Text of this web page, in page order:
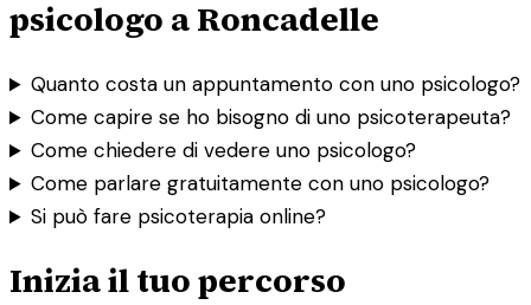
psicologo a Roncadelle
Quanto costa un appuntamento con uno psicologo?
Come capire se ho bisogno di uno psicoterapeuta?
Come chiedere di vedere uno psicologo?
Come parlare gratuitamente con uno psicologo?
Si può fare psicoterapia online?
Inizia il tuo percorso